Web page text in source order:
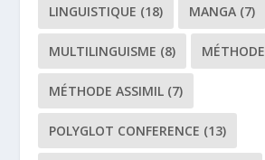
LINGUISTIQUE (18) MANGA (7)
MULTILINGUISME (8) MÉTHODE
MÉTHODE ASSIMIL (7)
POLYGLOT CONFERENCE (13)